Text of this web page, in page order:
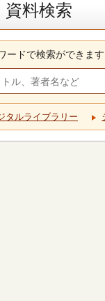
資料検索
ードで検索ができます
タルライブラリー